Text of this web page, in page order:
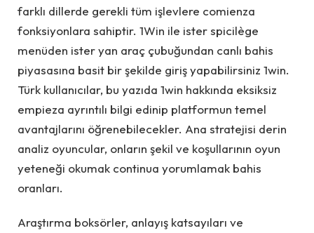
farklı dillerde gerekli tüm işlevlere comienza
fonksiyonlara sahiptir. 1Win ile ister spicilège
menüden ister yan araç çubuğundan canlı bahis
piyasasına basit bir şekilde giriş yapabilirsiniz 1win.
Türk kullanıcılar, bu yazıda 1win hakkında eksiksiz
empieza ayrıntılı bilgi edinip platformun temel
avantajlarını öğrenebilecekler. Ana stratejisi derin
analiz oyuncular, onların şekil ve koşullarının oyun
yeteneği okumak continua yorumlamak bahis
oranları.
Araştırma boksörler, anlayış katsayıları ve